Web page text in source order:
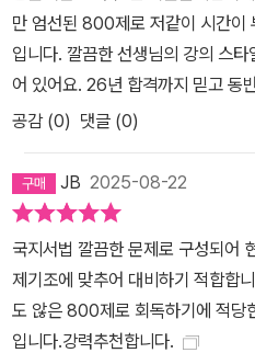
만 엄선된 800제로 저같이 시간이
입니다. 깔끔한 선생님의 강의 스
어 있어요. 26년 합격까지 믿고 동
공감 (0) 댓글 (0)
JB 2025-08-22
국지서법 깔끔한 문제로 구성되어
제기조에 맞추어 대비하기 적합합
도 않은 800제로 회독하기에 적당
입니다.강력추천합니다.